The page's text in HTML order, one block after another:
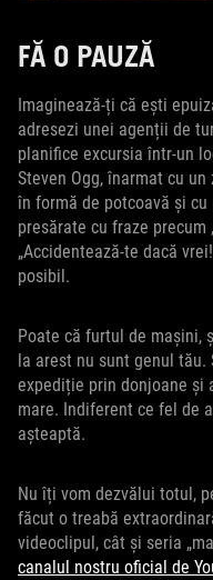
FĂ O PAUZĂ
Imaginează-ți că ești
adresezi unei agenții de
planifice excursia într-un
Steven Ogg, înarmat cu
în formă de potcoavă și
presărate cu fraze
„Accidentează-te dacă
posibil.
Poate că furtul de mașini,
la arest nu sunt genul
expediție prin donjoane și
mare. Indiferent ce fel de
așteaptă.
Nu îți vom dezvălui totul,
făcut o treabă
videoclipul, cât și seria
canalul nostru oficial de